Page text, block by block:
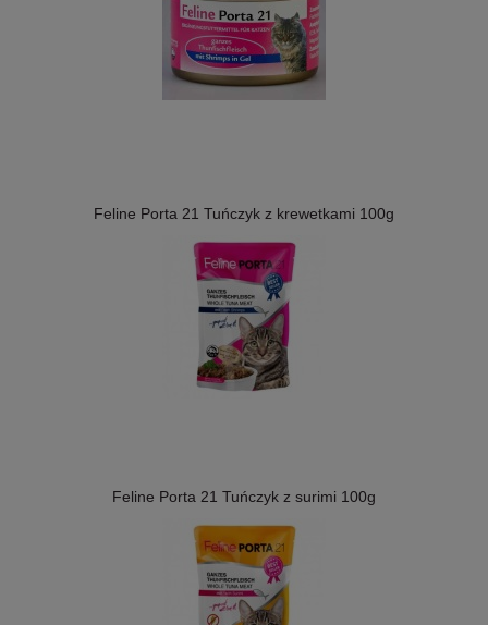
Feline Porta 21 Tuńczyk z krewetkami 100g
Feline Porta 21 Tuńczyk z surimi 100g